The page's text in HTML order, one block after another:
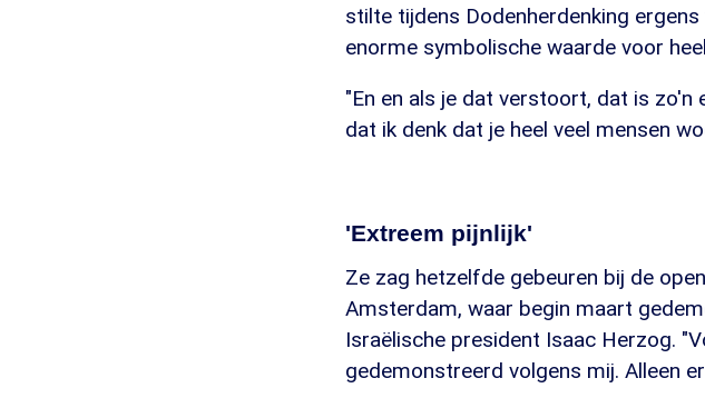
stilte tijdens Dodenherdenking
enorme symbolische waarde voor
"En en als je dat verstoort, dat is zo'n
dat ik denk dat je heel veel mensen
'Extreem pijnlijk'
Ze zag hetzelfde gebeuren bij de
Amsterdam, waar begin maart
Israëlische president Isaac Herzog.
gedemonstreerd volgens mij. Alleen